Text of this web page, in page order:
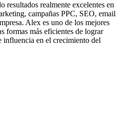
realmente excelentes en
campañas PPC, SEO, email
Alex es uno de los mejores
formas más eficientes de lograr
influencia en el crecimiento del